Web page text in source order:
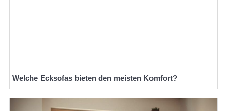
Welche Ecksofas bieten den meisten Komfort?